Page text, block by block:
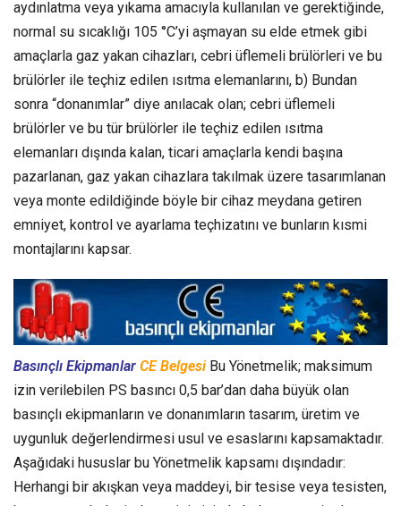
aydınlatma veya yıkama amacıyla kullanılan ve gerektiğinde,
normal su sıcaklığı 105 °C’yi aşmayan su elde etmek gibi
amaçlarla gaz yakan cihazları, cebri üflemeli brülörleri ve bu
brülörler ile teçhiz edilen ısıtma elemanlarını, b) Bundan
sonra “donanımlar” diye anılacak olan; cebri üflemeli
brülörler ve bu tür brülörler ile teçhiz edilen ısıtma
elemanları dışında kalan, ticari amaçlarla kendi başına
pazarlanan, gaz yakan cihazlara takılmak üzere tasarımlanan
veya monte edildiğinde böyle bir cihaz meydana getiren
emniyet, kontrol ve ayarlama teçhizatını ve bunların kısmi
montajlarını kapsar.
Basınçlı Ekipmanlar CE Belgesi Bu Yönetmelik; maksimum
izin verilebilen PS basıncı 0,5 bar’dan daha büyük olan
basınçlı ekipmanların ve donanımların tasarım, üretim ve
uygunluk değerlendirmesi usul ve esaslarını kapsamaktadır.
Aşağıdaki hususlar bu Yönetmelik kapsamı dışındadır:
Herhangi bir akışkan veya maddeyi, bir tesise veya tesisten,